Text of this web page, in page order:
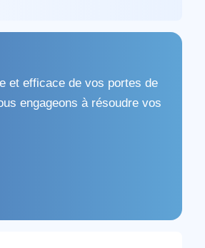
et efficace de vos portes de
engageons à résoudre vos